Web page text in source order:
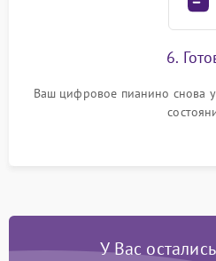
6.
Ваш цифровое пианино снова
У Вас